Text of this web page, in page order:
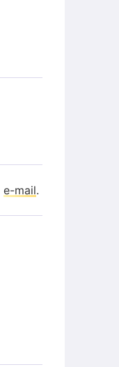
e-mail.